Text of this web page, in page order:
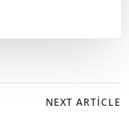
NEXT ARTICLE